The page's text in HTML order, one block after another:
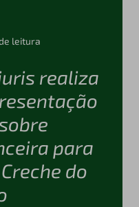
leitura
realiza
para
do